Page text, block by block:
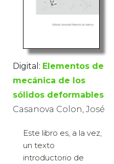
Digital: Elementos de
mecánica de los
sólidos deformables
Casanova Colon, José
Este libro es, a la vez,
un texto
introductorio de